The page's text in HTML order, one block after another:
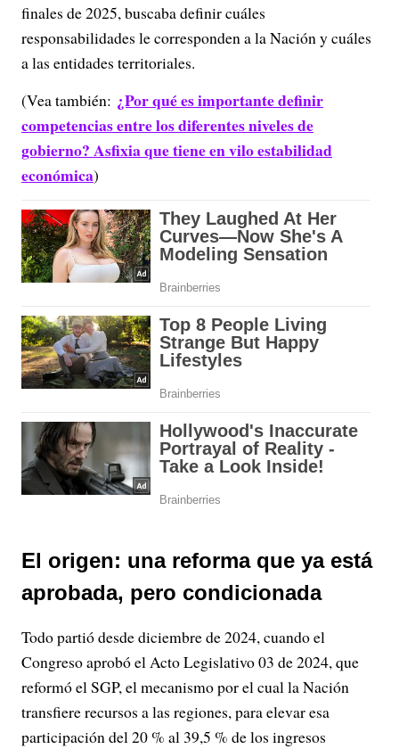
finales de 2025, buscaba definir cuáles
responsabilidades le corresponden a la Nación y cuáles
a las entidades territoriales.
(Vea también: ¿Por qué es importante definir
competencias entre los diferentes niveles de
gobierno? Asfixia que tiene en vilo estabilidad
económica)
El origen: una reforma que ya está
aprobada, pero condicionada
Todo partió desde diciembre de 2024, cuando el
Congreso aprobó el Acto Legislativo 03 de 2024, que
reformó el SGP, el mecanismo por el cual la Nación
transfiere recursos a las regiones, para elevar esa
participación del 20 % al 39,5 % de los ingresos